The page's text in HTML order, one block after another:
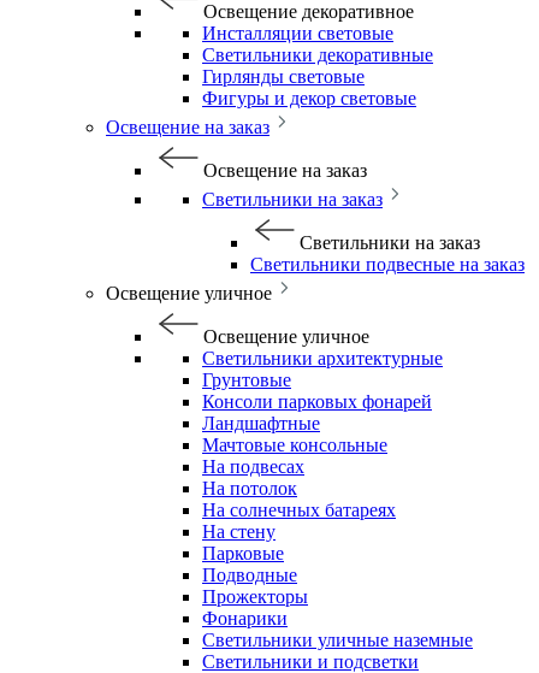
Освещение декоративное
Инсталляции световые
Светильники декоративные
Гирлянды световые
Фигуры и декор световые
Освещение на заказ
Освещение на заказ
Светильники на заказ
Светильники на заказ
Светильники подвесные на заказ
Освещение уличное
Освещение уличное
Светильники архитектурные
Грунтовые
Консоли парковых фонарей
Ландшафтные
Мачтовые консольные
На подвесах
На потолок
На солнечных батареях
На стену
Парковые
Подводные
Прожекторы
Фонарики
Светильники уличные наземные
Светильники и подсветки